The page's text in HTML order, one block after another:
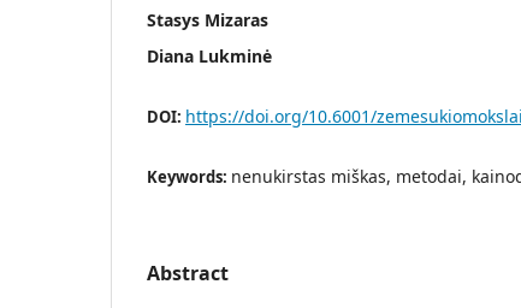
Stasys Mizaras
Diana Lukminė
DOI: https://doi.org/10.6001/
Keywords: nenukirstas miškas, metodai,
Abstract